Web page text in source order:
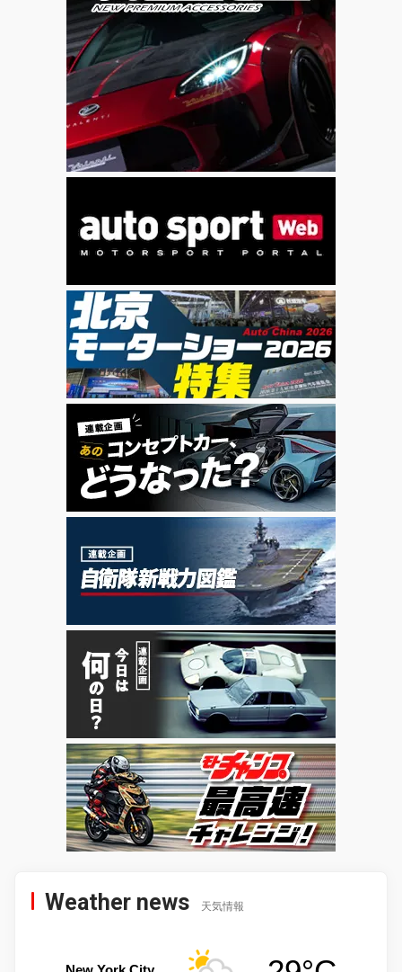
Weather news 天気情報